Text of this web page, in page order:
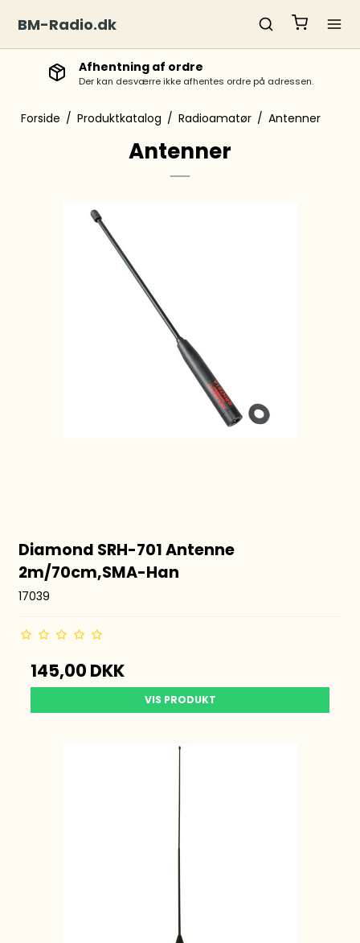
BM-Radio.dk
på adressen. Afhentning mandag til fredag
Forside / Produktkatalog / Radioamatør / Antenner
Antenner
Diamond SRH-701 Antenne
2m/70cm,SMA-Han
17039
145,00 DKK
VIS PRODUKT